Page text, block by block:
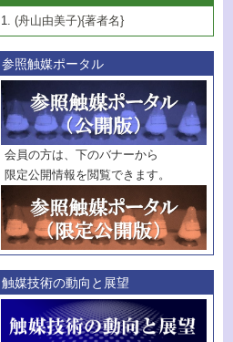
1. (舟山由美子){著者名}
参照触媒ポータル
会員の方は、下のバナーから
限定公開情報を閲覧できます。
触媒技術の動向と展望